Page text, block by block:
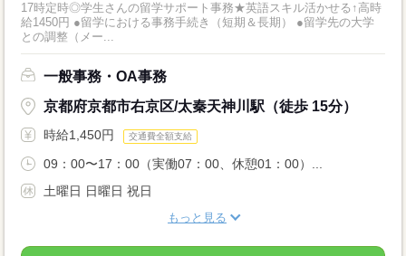
17時定時◎学生さんの留学サポート事務★英語スキル活かせる↑高時
給1450円 ●留学における事務手続き（短期＆長期） ●留学先の大学
との調整（メー...
一般事務・OA事務
京都府京都市右京区/太秦天神川駅（徒歩 15分）
時給1,450円 交通費全額支給
09：00〜17：00（実働07：00、休憩01：00）...
土曜日 日曜日 祝日
もっと見る